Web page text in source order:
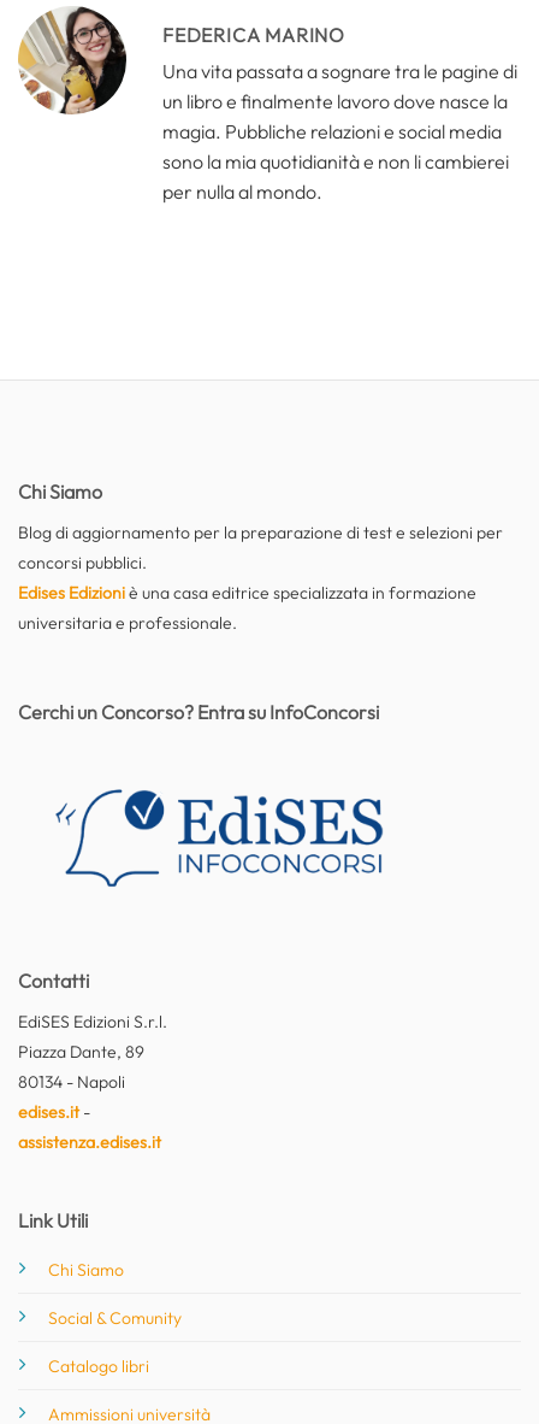
FEDERICA MARINO
Una vita passata a sognare tra le pagine di
un libro e finalmente lavoro dove nasce la
magia. Pubbliche relazioni e social media
sono la mia quotidianità e non li cambierei
per nulla al mondo.
Chi Siamo
Blog di aggiornamento per la preparazione di test e selezioni per
concorsi pubblici.
Edises Edizioniè una casa editrice specializzata in formazione
universitaria e professionale.
Contatti
EdiSES Edizioni S.r.l.
Piazza Dante, 89
80134 - Napoli
edises.it-
assistenza.edises.it
Link Utili
Chi Siamo
Social & Comunity
Catalogo libri
Ammissioni università
Cerchi un Concorso? Entra su InfoConcorsi